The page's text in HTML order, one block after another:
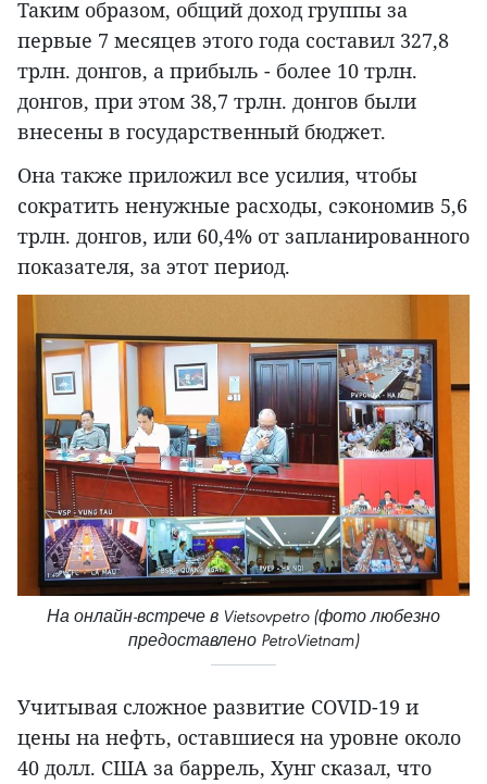
Таким образом, общий доход группы за
первые 7 месяцев этого года составил 327,8
трлн. донгов, а прибыль - более 10 трлн.
донгов, при этом 38,7 трлн. донгов были
внесены в государственный бюджет.
Она также приложил все усилия, чтобы
сократить ненужные расходы, сэкономив 5,6
трлн. донгов, или 60,4% от запланированного
показателя, за этот период.
На онлайн-встрече в Vietsovpetro (фото любезно
предоставлено PetroVietnam)
Учитывая сложное развитие COVID-19 и
цены на нефть, оставшиеся на уровне около
40 долл. США за баррель, Хунг сказал, что